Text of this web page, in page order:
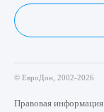
© ЕвроДон, 2002-2026
Правовая информация